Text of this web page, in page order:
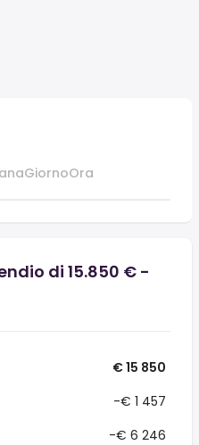
GiornoOra
di 15.850 € -
€ 15 850
-€ 1 457
-€ 6 246